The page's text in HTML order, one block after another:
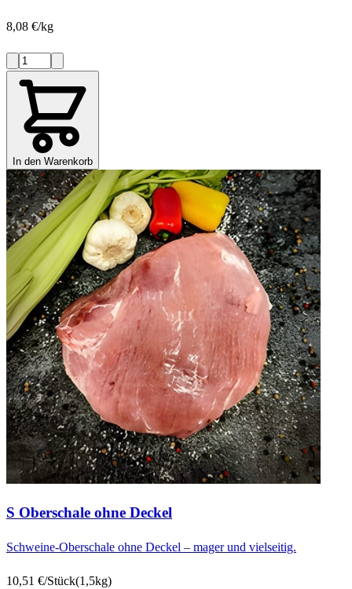
8,08 €/kg
In den Warenkorb
S Oberschale ohne Deckel
Schweine-Oberschale ohne Deckel – mager und vielseitig.
10,51 €/Stück(1,5kg)